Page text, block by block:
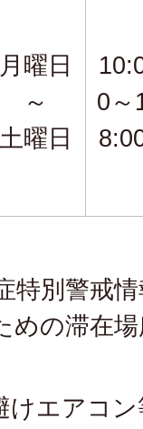
月曜日
～
土曜日
0～
特別警戒
めの滞在
エアコ